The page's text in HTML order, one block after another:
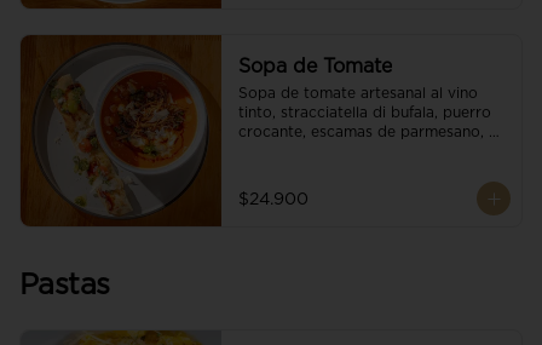
Sopa de Tomate
Sopa de tomate artesanal al vino
tinto, stracciatella di bufala, puerro
crocante, escamas de parmesano,
Acompañado de un tostón de pan
focaccia.
$24.900
Pastas